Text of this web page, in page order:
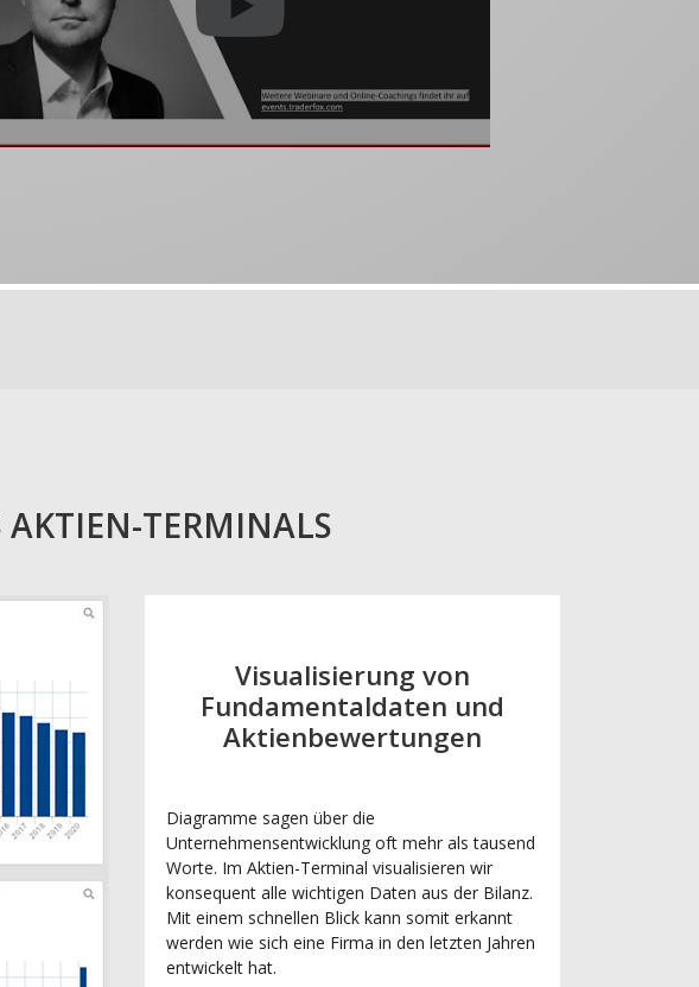
AKTIEN-TERMINALS
Visualisierung von
Fundamentaldaten und
Aktienbewertungen
Diagramme sagen über die
Unternehmensentwicklung oft mehr als tausend
Worte. Im Aktien-Terminal visualisieren wir
konsequent alle wichtigen Daten aus der Bilanz.
Mit einem schnellen Blick kann somit erkannt
werden wie sich eine Firma in den letzten Jahren
entwickelt hat.